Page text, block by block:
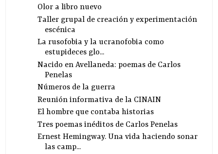
Olor a libro nuevo
Taller grupal de creación y experimentación
escénica
La rusofobia y la ucranofobia como
estupideces glo...
Nacido en Avellaneda: poemas de Carlos
Penelas
Números de la guerra
Reunión informativa de la CINAIN
El hombre que contaba historias
Tres poemas inéditos de Carlos Penelas
Ernest Hemingway. Una vida haciendo sonar
las camp...